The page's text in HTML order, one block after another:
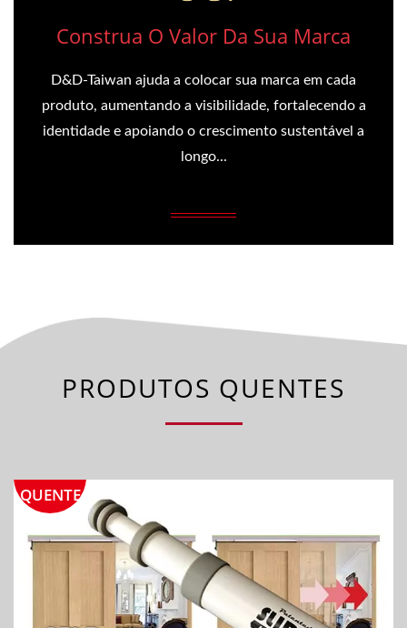
Construa O Valor Da Sua Marca
D&D-Taiwan ajuda a colocar sua marca em cada
produto, aumentando a visibilidade, fortalecendo a
identidade e apoiando o crescimento sustentável a
longo...
PRODUTOS QUENTES
QUENTE